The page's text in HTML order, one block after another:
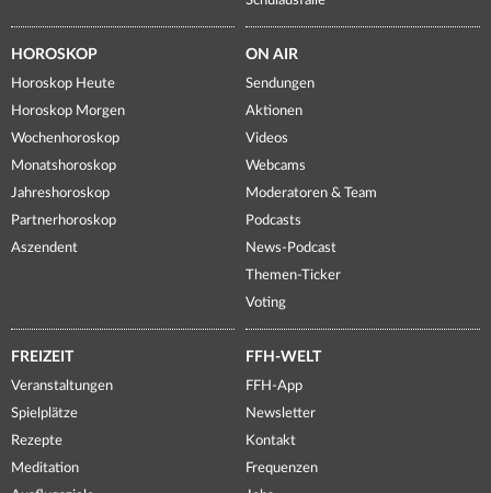
HOROSKOP
Horoskop Heute
Horoskop Morgen
Wochenhoroskop
Monatshoroskop
Jahreshoroskop
Partnerhoroskop
Aszendent
ON AIR
Sendungen
Aktionen
Videos
Webcams
Moderatoren & Team
Podcasts
News-Podcast
Themen-Ticker
Voting
FREIZEIT
Veranstaltungen
Spielplätze
Rezepte
Meditation
FFH-WELT
FFH-App
Newsletter
Kontakt
Frequenzen